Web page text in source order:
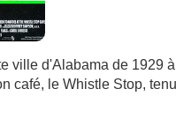
ville d'Alabama de 1929
café, le Whistle Stop,